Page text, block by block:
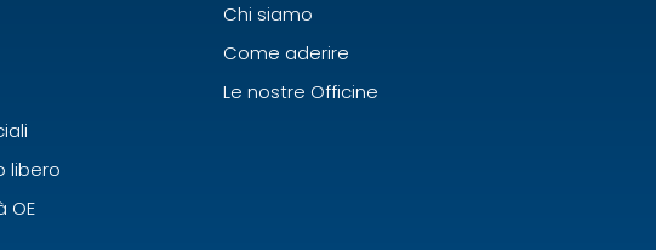
libero
OE
Chi siamo
Come aderire
Le nostre Officine